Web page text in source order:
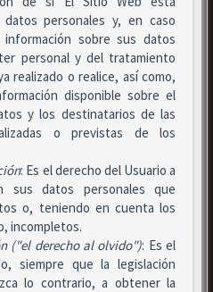
personales y, en caso
sobre sus datos
personal y del tratamiento
realizado o realice, así como,
disponible sobre el
y los destinatarios de las
o previstas de los
: Es el derecho del Usuario a
sus datos personales que
o, teniendo en cuenta los
incompletos.
("el derecho al olvido"): Es el
siempre que la legislación
lo contrario, a obtener la